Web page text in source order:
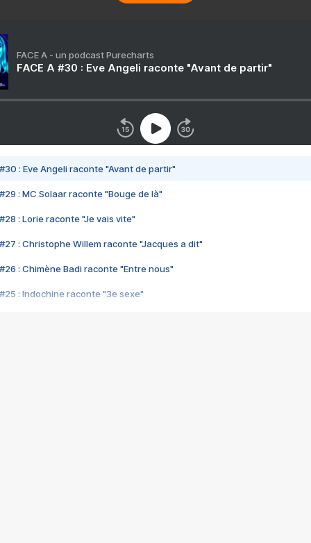
FACE A - un podcast Purecharts
FACE A #30 : Eve Angeli raconte "Avant de partir"
#30 : Eve Angeli raconte "Avant de partir"
#29 : MC Solaar raconte "Bouge de là"
#28 : Lorie raconte "Je vais vite"
#27 : Christophe Willem raconte "Jacques a dit"
#26 : Chimène Badi raconte "Entre nous"
#25 : Indochine raconte "3e sexe"